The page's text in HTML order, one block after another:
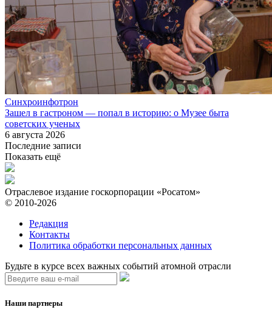
Синхроинфотрон
Зашел в гастроном — попал в историю: о Музее быта
советских ученых
6 августа 2026
Последние записи
Показать ещё
Отраслевое издание госкорпорации «Росатом»
© 2010-2026
Редакция
Контакты
Политика обработки персональных данных
Будьте в курсе всех важных событий атомной отрасли
Наши партнеры